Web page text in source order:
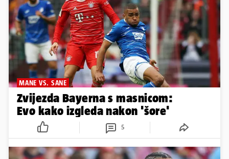
MANE VS. SANE
Zvijezda Bayerna s masnicom:
Evo kako izgleda nakon 'šore'
5